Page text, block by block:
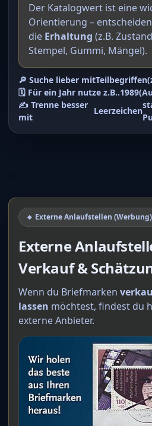
Der Katalogwert ist eine
Orientierung –
die Erhaltung (z.B.
Stempel, Gummi, Mängel).
🔎 Suche lieber mitTeilbegriffen
🗓️ Für ein Jahr nutze z.B..1989
✍️ Trenne besser
mit
Leerzeichen
🔸 Externe Anlaufstellen (Werbung)
Externe
Verkauf &
Wenn du Briefmarken
lassen möchtest, findest du
externe Anbieter.